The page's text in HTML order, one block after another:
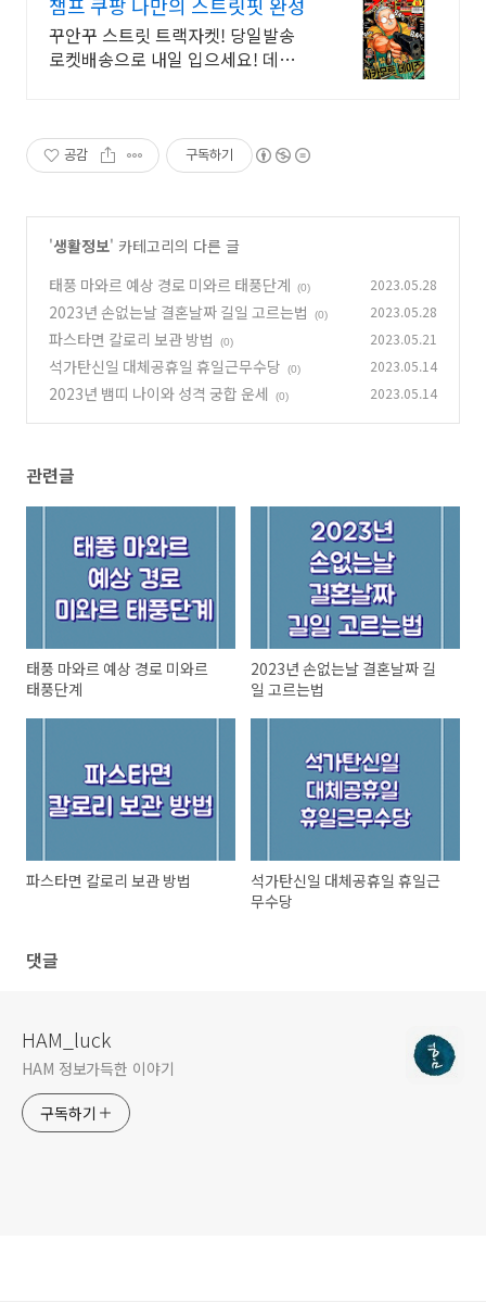
꾸안꾸 스트릿 트랙자켓! 당일발송
로켓배송으로 내일 입으세요! 데일
공감 구독하기
'생활정보' 카테고리의 다른 글
태풍 마와르 예상 경로 미와르 태풍단계
(0) 2023.05.28
2023년 손없는날 결혼날짜 길일 고르는법 (0) 2023.05.28
파스타면 칼로리 보관 방법 (0) 2023.05.21
석가탄신일 대체공휴일 휴일근무수당 (0) 2023.05.14
2023년 뱀띠 나이와 성격 궁합 운세 (0) 2023.05.14
관련글
태풍 마와르 예상 경로 미와르
태풍단계
2023년 손없는날 결혼날짜 길
일 고르는법
파스타면 칼로리 보관 방법
석가탄신일 대체공휴일 휴일근
무수당
댓글
HAM_luck
HAM 정보가득한 이야기
구독하기